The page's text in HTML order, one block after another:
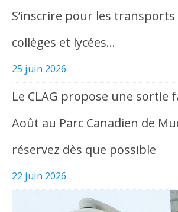
S’inscrire pour les transports
collèges et lycées…
25 juin 2026
Le CLAG propose une sortie
Août au Parc Canadien de
réservez dès que possible
22 juin 2026